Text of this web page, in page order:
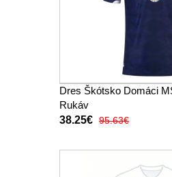
Dres Škótsko Domáci
Rukáv
38.25€ 95.63€